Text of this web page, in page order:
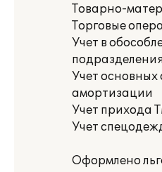
Товарно-
Торговые
Учет в
Учет основных
амортизации
Учет прихода
Учет
Оформлено